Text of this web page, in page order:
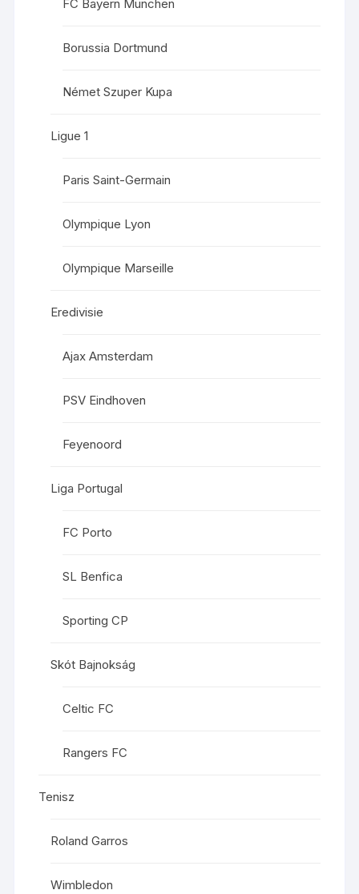
FC Bayern München
Borussia Dortmund
Német Szuper Kupa
Ligue 1
Paris Saint-Germain
Olympique Lyon
Olympique Marseille
Eredivisie
Ajax Amsterdam
PSV Eindhoven
Feyenoord
Liga Portugal
FC Porto
SL Benfica
Sporting CP
Skót Bajnokság
Celtic FC
Rangers FC
Tenisz
Roland Garros
Wimbledon